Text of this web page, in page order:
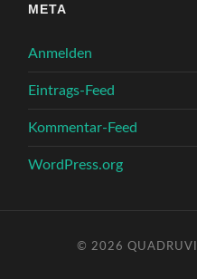
META
Anmelden
Eintrags-Feed
Kommentar-Feed
WordPress.org
© 2026